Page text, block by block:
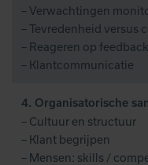
– Verwachtingen
– Tevredenheid versus
– Reageren op feedback
– Klantcommunicatie
4. Organisatorische
– Cultuur en structuur
– Klant begrijpen
– Mensen: skills /